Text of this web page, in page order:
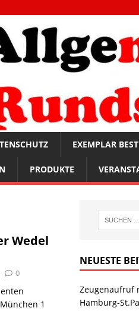
EXEMPLAR
PRODUKTE
Wedel
0
1
NEUESTE
Zeugenaufruf
Hamburg-